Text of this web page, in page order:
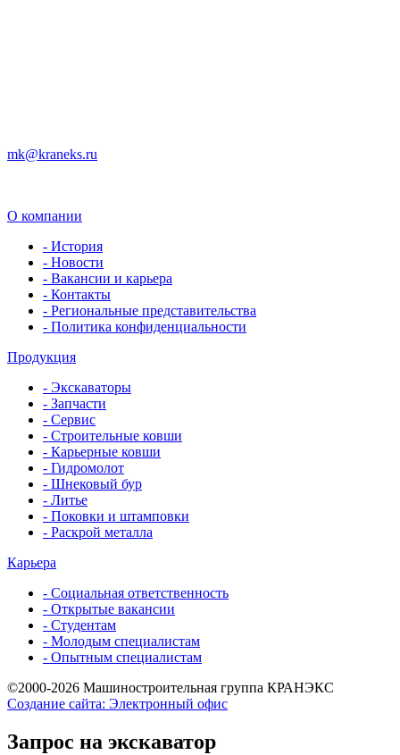
mk@kraneks.ru
О компании
- История
- Новости
- Вакансии и карьера
- Контакты
- Региональные представительства
- Политика конфиденциальности
Продукция
- Экскаваторы
- Запчасти
- Сервис
- Строительные ковши
- Карьерные ковши
- Гидромолот
- Шнековый бур
- Литье
- Поковки и штамповки
- Раскрой металла
Карьера
- Социальная ответственность
- Открытые вакансии
- Студентам
- Молодым специалистам
- Опытным специалистам
©2000-2026 Машиностроительная группа КРАНЭКС
Создание сайта: Электронный офис
Запрос на экскаватор